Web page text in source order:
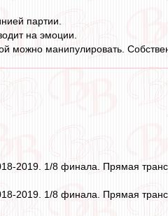
партии.
на эмоции.
можно манипулировать.
2019. 1/8 финала. Прямая
2019. 1/8 финала. Прямая